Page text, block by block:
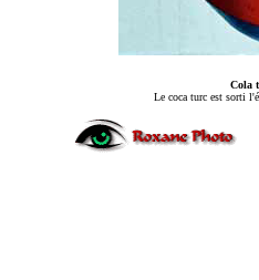
Cola
Le coca turc est sorti